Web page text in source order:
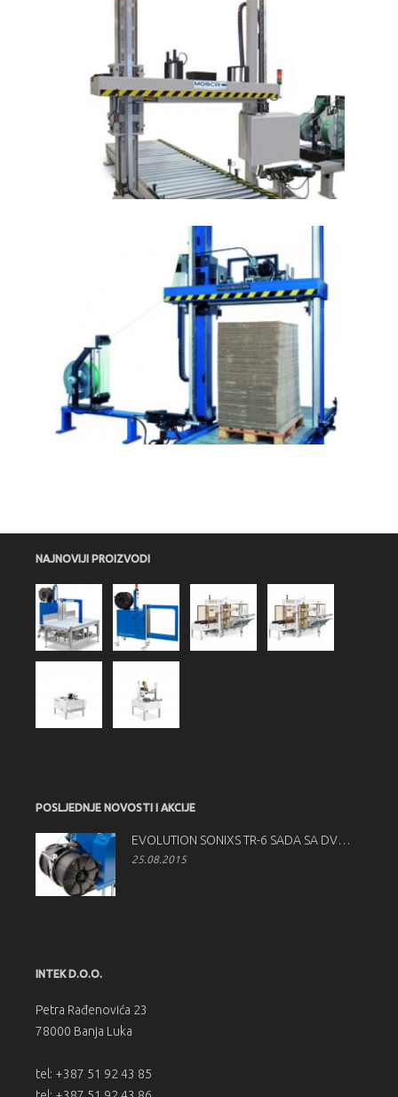
NAJNOVIJI PROIZVODI
POSLJEDNJE NOVOSTI I AKCIJE
EVOLUTION SONIXS TR-6 SADA SA DVOSTRUKIM ODMOTAČEM TRAKE
25.08.2015
INTEK D.O.O.
Petra Rađenovića 23
78000 Banja Luka
tel: +387 51 92 43 85